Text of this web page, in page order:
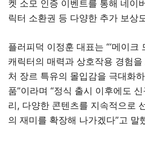
켓 소모 인증 이벤트를 통해 네이
릭터 소환권 등 다양한 추가 보상
플러피덕 이정훈 대표는 “‘메이크
캐릭터의 매력과 상호작용 경험을
처 장르 특유의 몰입감을 극대화
품”이라며 “정식 출시 이후에도
리, 다양한 콘텐츠를 지속적으로
의 재미를 확장해 나가겠다”고 말